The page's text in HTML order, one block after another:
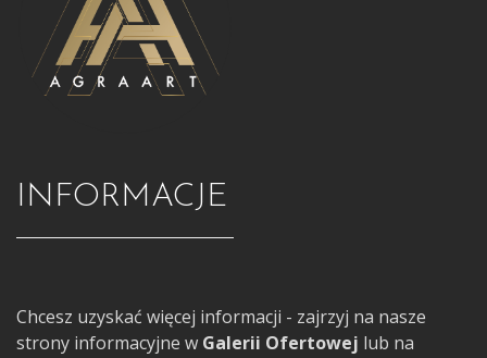
INFORMACJE
Chcesz uzyskać więcej informacji - zajrzyj na nasze
strony informacyjne w Galerii Ofertowej lub na